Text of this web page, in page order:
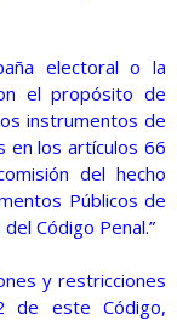
electoral o la
el propósito de
instrumentos de
en los artículos 66
del hecho
Públicos de
Código Penal.”
y restricciones
de este Código,